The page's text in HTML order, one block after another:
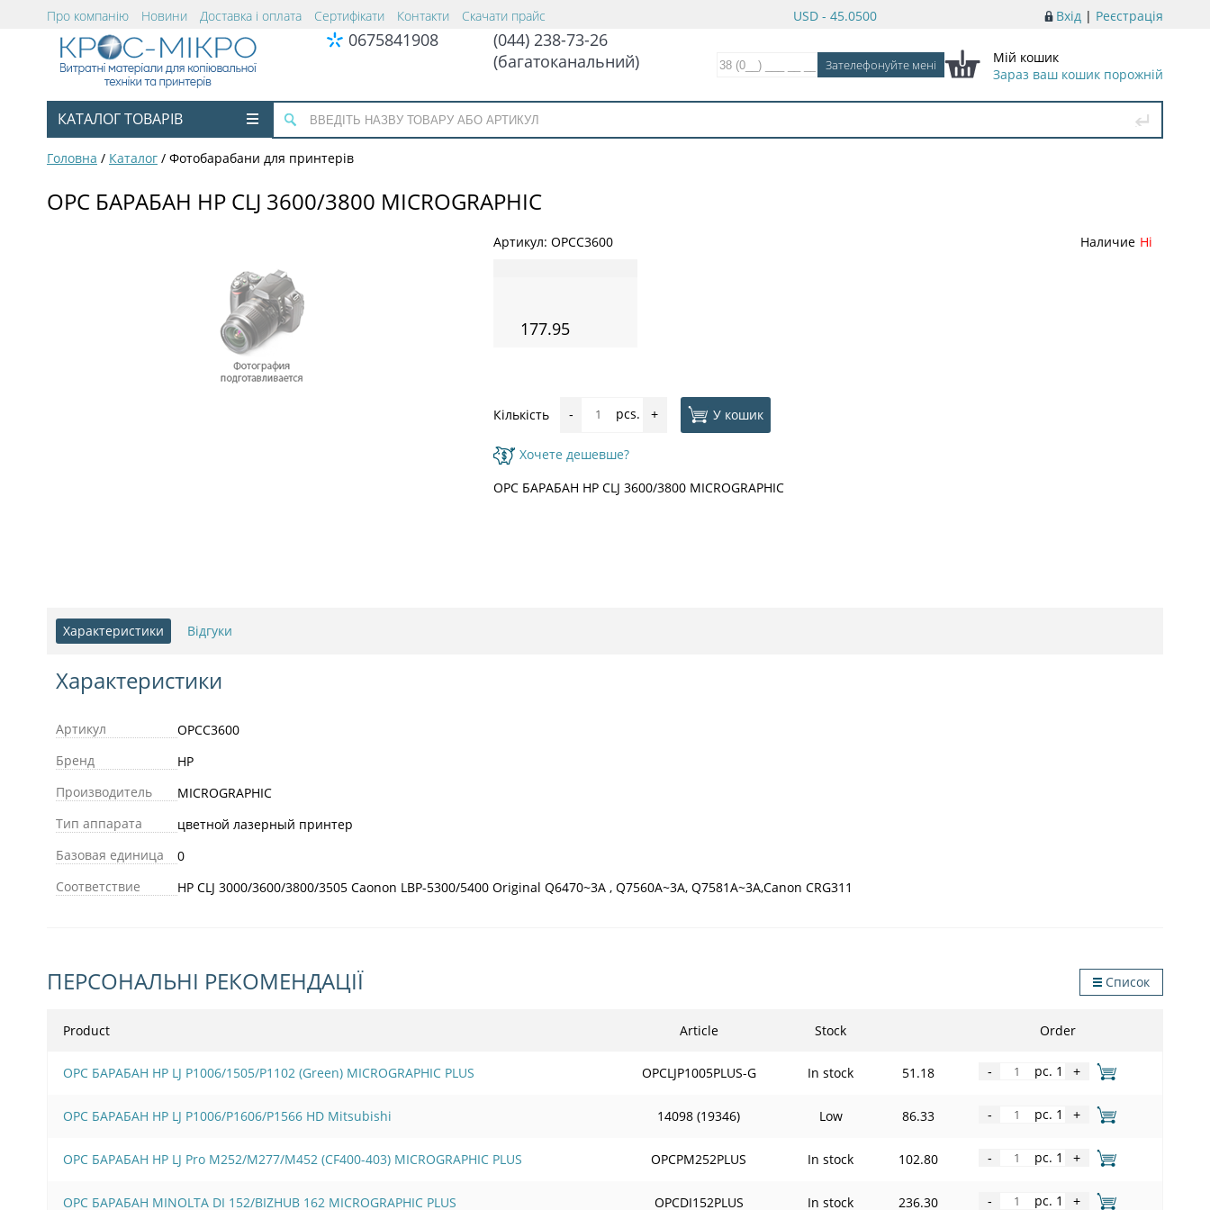
Вхід | Реєстрація
USD - 45.0500
Про компанію Новини Доставка і оплата Сертифікати Контакти Скачати прайс
0675841908
(044) 238-73-26
(багатоканальний)
Мій кошик
Зараз ваш кошик порожній
КАТАЛОГ ТОВАРІВ
Головна / Каталог / Фотобарабани для принтерів
OPC БАРАБАН HP CLJ 3600/3800 MICROGRAPHIC
Артикул: OPCC3600 Наличие Ні
177.95
Кількість - pcs. + У кошик
Хочете дешевше?
OPC БАРАБАН HP CLJ 3600/3800 MICROGRAPHIC
Характеристики Відгуки
Характеристики
Артикул
OPCC3600
Бренд
HP
Производитель
MICROGRAPHIC
Тип аппарата
цветной лазерный принтер
Базовая единица
0
Соответствие
HP CLJ 3000/3600/3800/3505 Caonon LBP-5300/5400 Original Q6470~3A , Q7560A~3A, Q7581A~3A,Canon CRG311
ПЕРСОНАЛЬНІ РЕКОМЕНДАЦІЇ Список
Product Article Stock Order
OPC БАРАБАН HP LJ P1006/1505/Р1102 (Green) MICROGRAPHIC PLUS OPCLJP1005PLUS-G In stock 51.18 - pc. 1 +
OPC БАРАБАН HP LJ P1006/Р1606/Р1566 HD Mitsubishi 14098 (19346) Low 86.33 - pc. 1 +
OPC БАРАБАН HP LJ Pro M252/M277/M452 (CF400-403) MICROGRAPHIC PLUS OPCPM252PLUS In stock 102.80 - pc. 1 +
OPC БАРАБАН MINOLTA DI 152/BIZHUB 162 MICROGRAPHIC PLUS OPCDI152PLUS In stock 236.30 - pc. 1 +